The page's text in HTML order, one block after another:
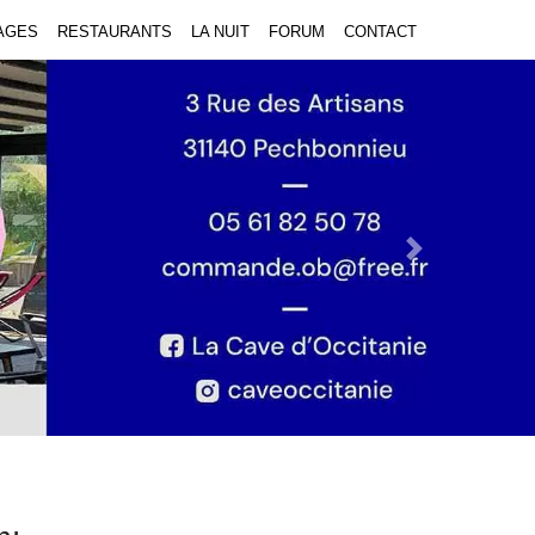
RESTAURANTS LA NUIT FORUM CONTACT
Next Slide